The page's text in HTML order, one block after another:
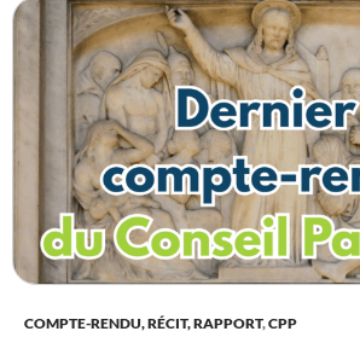
COMPTE-RENDU, RÉCIT, RAPPORT,CPP